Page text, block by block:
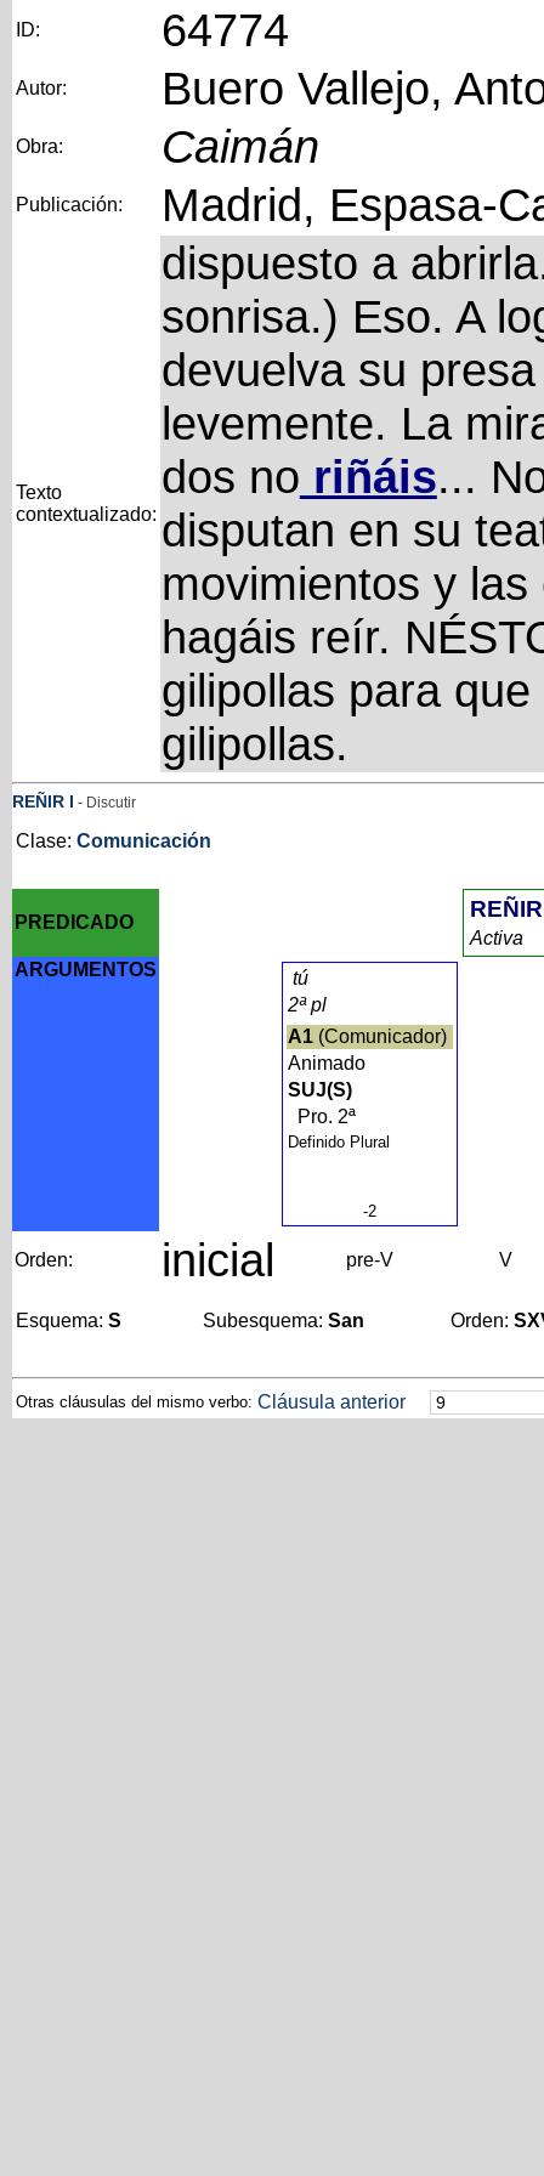
ID: 64774
Autor: Buero Vallejo,
Obra: Caimán
Publicación: Madrid, Espasa-
Texto
contextualizado:
dispuesto a
sonrisa.) Eso. A
devuelva su
levemente. La
dos no riñáis...
disputan en su
movimientos y
hagáis reír.
gilipollas para
gilipollas.
REÑIR I - Discutir
Clase: Comunicación
PREDICADO
REÑIR
Activa
ARGUMENTOS
tú
2ª pl
A1(Comunicador)
Animado
SUJ(S)
Pro. 2ª
Definido Plural
-2
Orden: inicial pre-V V
Esquema: S Subesquema: San Orden:
Otras cláusulas del mismo verbo: Cláusula anterior